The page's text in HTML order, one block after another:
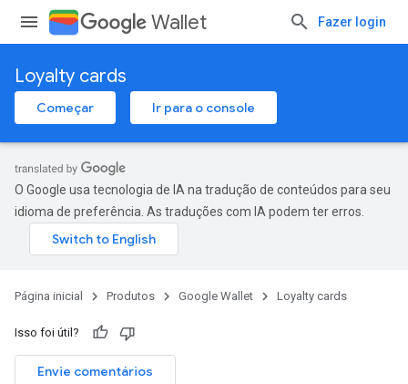
Wallet Fazer login
Loyalty cards
Começar Ir para o console
O Google usa tecnologia de IA na tradução de conteúdos para seu
idioma de preferência. As traduções com IA podem ter erros.
Página inicial Produtos Google Wallet Loyalty cards
Isso foi útil?
Envie comentários